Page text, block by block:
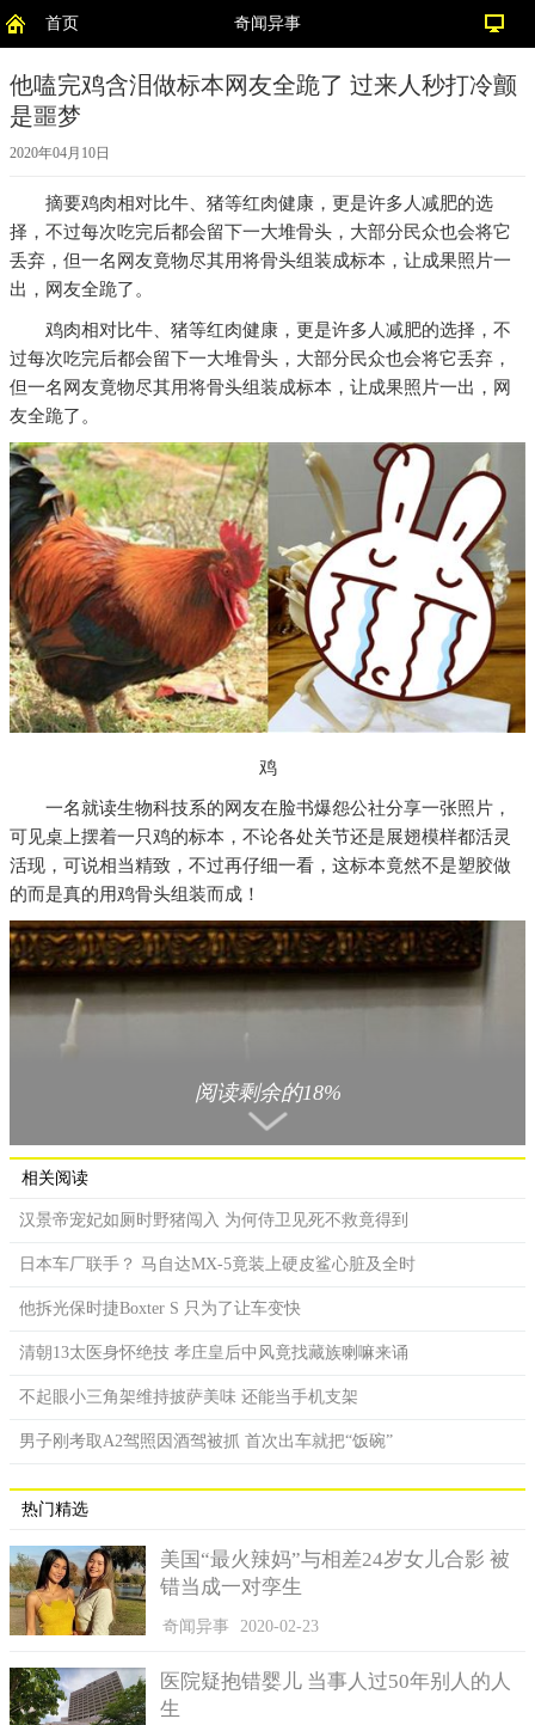
首页 奇闻异事
他嗑完鸡含泪做标本网友全跪了 过来人秒打冷颤
是噩梦
2020年04月10日
摘要鸡肉相对比牛、猪等红肉健康，更是许多人减肥的选
择，不过每次吃完后都会留下一大堆骨头，大部分民众也会将它
丢弃，但一名网友竟物尽其用将骨头组装成标本，让成果照片一
出，网友全跪了。
鸡肉相对比牛、猪等红肉健康，更是许多人减肥的选择，不
过每次吃完后都会留下一大堆骨头，大部分民众也会将它丢弃，
但一名网友竟物尽其用将骨头组装成标本，让成果照片一出，网
友全跪了。
鸡
一名就读生物科技系的网友在脸书爆怨公社分享一张照片，
可见桌上摆着一只鸡的标本，不论各处关节还是展翅模样都活灵
活现，可说相当精致，不过再仔细一看，这标本竟然不是塑胶做
的而是真的用鸡骨头组装而成！
阅读剩余的18%
相关阅读
汉景帝宠妃如厕时野猪闯入 为何侍卫见死不救竟得到
日本车厂联手？ 马自达MX-5竟装上硬皮鲨心脏及全时
他拆光保时捷Boxter S 只为了让车变快
清朝13太医身怀绝技 孝庄皇后中风竟找藏族喇嘛来诵
不起眼小三角架维持披萨美味 还能当手机支架
男子刚考取A2驾照因酒驾被抓 首次出车就把“饭碗”
热门精选
美国“最火辣妈”与相差24岁女儿合影 被
错当成一对孪生
奇闻异事 2020-02-23
医院疑抱错婴儿 当事人过50年别人的人
生